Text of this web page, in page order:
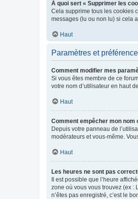
À quoi sert « Supprimer les
Cela supprime tous les cookies
messages (lu ou non lu) si cela
Haut
Paramètres et
Comment modifier mes
Si vous êtes membre de ce
votre nom d’utilisateur en haut
Haut
Comment empêcher mon nom
Depuis votre panneau de
modérateurs et vous-même.
Haut
Les heures ne sont pas
Il est possible que l’heure
zone où vous vous trouvez (ex :
n’êtes pas enregistré, c’est le